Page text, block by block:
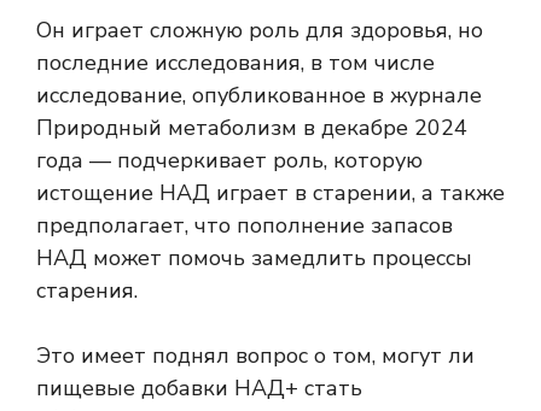
Он играет сложную роль для здоровья, но
последние исследования, в том числе
исследование, опубликованное в журнале
Природный метаболизм в декабре 2024
года — подчеркивает роль, которую
истощение НАД играет в старении, а также
предполагает, что пополнение запасов
НАД может помочь замедлить процессы
старения.
Это имеет поднял вопрос о том, могут ли
пищевые добавки НАД+ стать